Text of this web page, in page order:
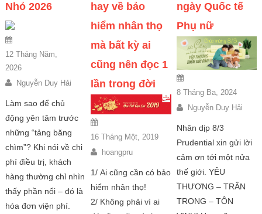
Nhỏ 2026
12 Tháng Năm,
2026
Nguyễn Duy Hải
Làm sao để chủ
động yên tâm trước
những “tảng băng
chìm”? Khi nói về chi
phí điều trị, khách
hàng thường chỉ nhìn
thấy phần nổi – đó là
hóa đơn viện phí.
hay về bảo
hiểm nhân thọ
mà bất kỳ ai
cũng nên đọc 1
lần trong đời
16 Tháng Một, 2019
hoangpru
1/ Ai cũng cần có bảo
hiểm nhân thọ!
2/ Không phải vì ai
ngày Quốc tế
Phụ nữ
8 Tháng Ba, 2024
Nguyễn Duy Hải
Nhân dịp 8/3
Prudential xin gửi lời
cảm ơn tới một nửa
thế giới. YÊU
THƯƠNG – TRÂN
TRỌNG – TÔN